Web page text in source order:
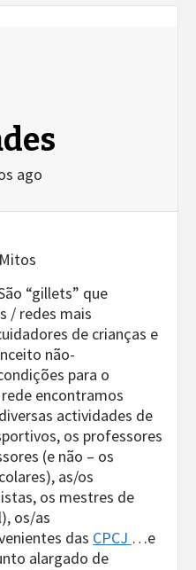
ago
“gillets” que
/ redes mais
de crianças e
não-
para o
encontramos
actividades de
os professores
(e não – os
as/os
os mestres de
os/as
das CPCJ …e
alargado de